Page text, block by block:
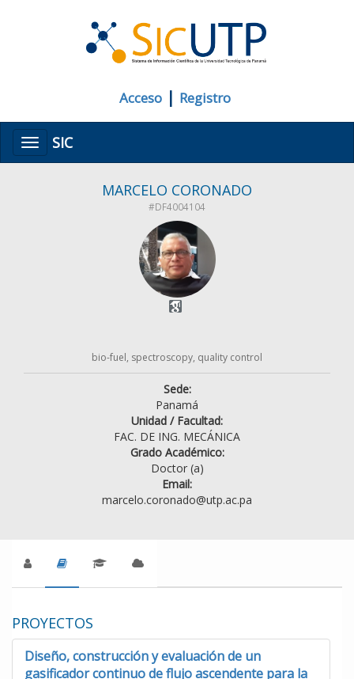
Acceso | Registro
MenúSIC
MARCELO CORONADO
#DF4004104
bio-fuel, spectroscopy, quality control
Sede:
Panamá
Unidad / Facultad:
FAC. DE ING. MECÁNICA
Grado Académico:
Doctor (a)
Email:
marcelo.coronado@utp.ac.pa
PROYECTOS
Diseño, construcción y evaluación de un
gasificador continuo de flujo ascendente para la